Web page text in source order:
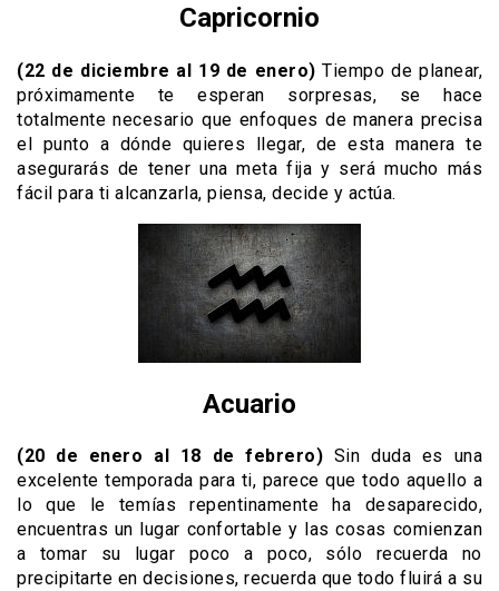
Capricornio
(22 de diciembre al 19 de enero) Tiempo de planear,
próximamente te esperan sorpresas, se hace
totalmente necesario que enfoques de manera precisa
el punto a dónde quieres llegar, de esta manera te
asegurarás de tener una meta fija y será mucho más
fácil para ti alcanzarla, piensa, decide y actúa.
Acuario
(20 de enero al 18 de febrero) Sin duda es una
excelente temporada para ti, parece que todo aquello a
lo que le temías repentinamente ha desaparecido,
encuentras un lugar confortable y las cosas comienzan
a tomar su lugar poco a poco, sólo recuerda no
precipitarte en decisiones, recuerda que todo fluirá a su